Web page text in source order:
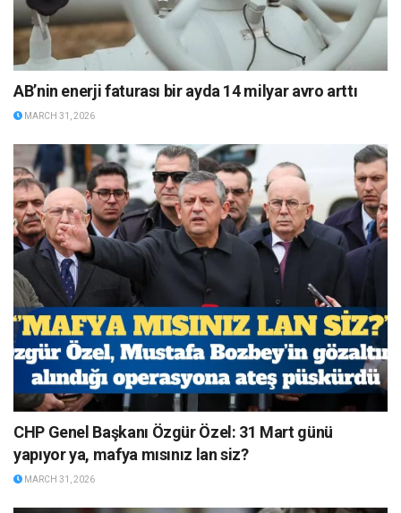
AB’nin enerji faturası bir ayda 14 milyar avro arttı
MARCH 31, 2026
CHP Genel Başkanı Özgür Özel: 31 Mart günü
yapıyor ya, mafya mısınız lan siz?
MARCH 31, 2026